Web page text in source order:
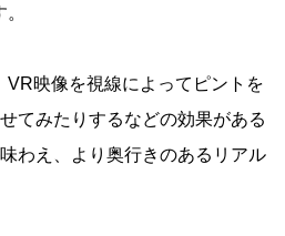
映像を視線によってピントを
てみたりするなどの効果がある
わえ、より奥行きのあるリアル